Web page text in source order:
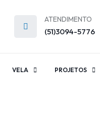
ATENDIMENTO
(51)3094-5776
VELA PROJETOS